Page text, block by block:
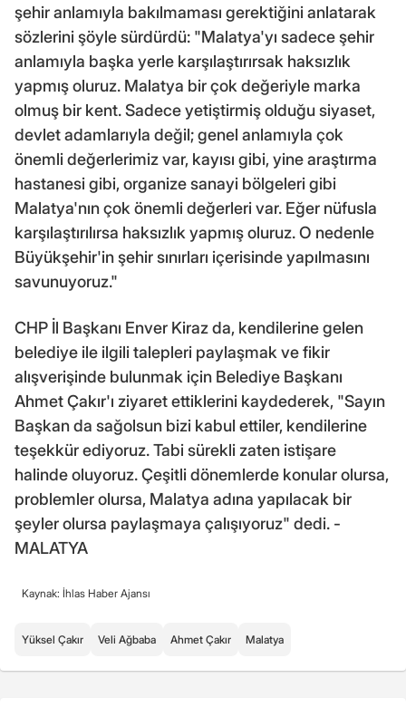
şehir anlamıyla bakılmaması gerektiğini anlatarak
sözlerini şöyle sürdürdü: "Malatya'yı sadece şehir
anlamıyla başka yerle karşılaştırırsak haksızlık
yapmış oluruz. Malatya bir çok değeriyle marka
olmuş bir kent. Sadece yetiştirmiş olduğu siyaset,
devlet adamlarıyla değil; genel anlamıyla çok
önemli değerlerimiz var, kayısı gibi, yine araştırma
hastanesi gibi, organize sanayi bölgeleri gibi
Malatya'nın çok önemli değerleri var. Eğer nüfusla
karşılaştırılırsa haksızlık yapmış oluruz. O nedenle
Büyükşehir'in şehir sınırları içerisinde yapılmasını
savunuyoruz."
CHP İl Başkanı Enver Kiraz da, kendilerine gelen
belediye ile ilgili talepleri paylaşmak ve fikir
alışverişinde bulunmak için Belediye Başkanı
Ahmet Çakır'ı ziyaret ettiklerini kaydederek, "Sayın
Başkan da sağolsun bizi kabul ettiler, kendilerine
teşekkür ediyoruz. Tabi sürekli zaten istişare
halinde oluyoruz. Çeşitli dönemlerde konular olursa,
problemler olursa, Malatya adına yapılacak bir
şeyler olursa paylaşmaya çalışıyoruz" dedi. -
MALATYA
Kaynak: İhlas Haber Ajansı
Yüksel Çakır Veli Ağbaba Ahmet Çakır Malatya